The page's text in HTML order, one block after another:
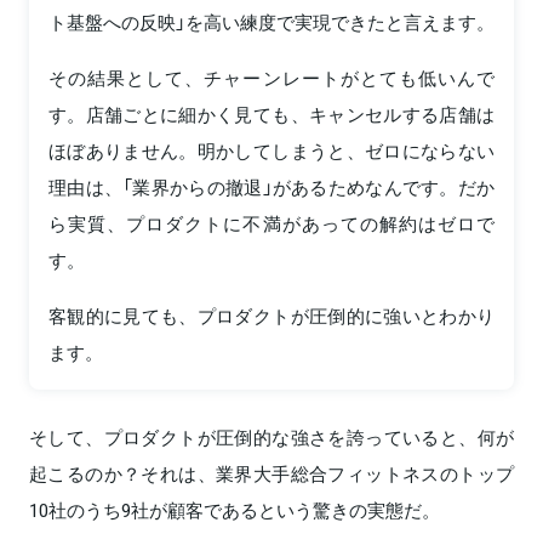
ト基盤への反映」を高い練度で実現できたと言えます。
その結果として、チャーンレートがとても低いんで
す。店舗ごとに細かく見ても、キャンセルする店舗は
ほぼありません。明かしてしまうと、ゼロにならない
理由は、「業界からの撤退」があるためなんです。だか
ら実質、プロダクトに不満があっての解約はゼロで
す。
客観的に見ても、プロダクトが圧倒的に強いとわかり
ます。
そして、プロダクトが圧倒的な強さを誇っていると、何が
起こるのか？それは、業界大手総合フィットネスのトップ
10社のうち9社が顧客であるという驚きの実態だ。